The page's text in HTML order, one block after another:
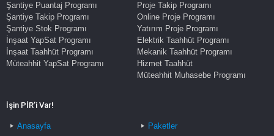
Şantiye Puantaj Programı
Şantiye Takip Programı
Şantiye Stok Programı
İnşaat YapSat Programı
İnşaat Taahhüt Programı
Müteahhit YapSat Programı
Proje Takip Programı
Online Proje Programı
Yatırım Proje Programı
Elektrik Taahhüt Programı
Mekanik Taahhüt Programı
Hizmet Taahhüt
Müteahhit Muhasebe Programı
İşin PİR’i Var!
Anasayfa Paketler